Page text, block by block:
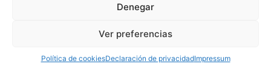
Denegar
Ver preferencias
Política de cookiesDeclaración de privacidadImpressum
derechos reservados